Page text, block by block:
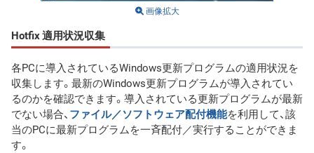
画像拡大
Hotfix 適用状況収集
各PCに導入されているWindows更新プログラムの適用状況を
収集します。最新のWindows更新プログラムが導入されてい
るのかを確認できます。導入されている更新プログラムが最新
でない場合、ファイル／ソフトウェア配付機能を利用して、該
当のPCに最新プログラムを一斉配付／実行することができま
す。